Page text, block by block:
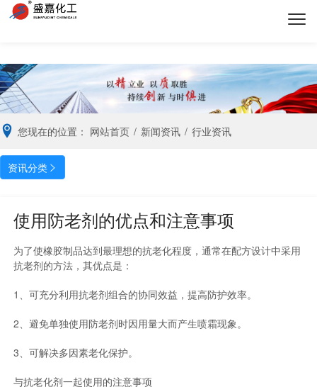
您现在的位置： 网站首页 / 新闻资讯 / 行业资讯
资讯分类 
使用防老剂的优点和注意事项
为了使橡胶制品达到最理想的抗老化程度，通常在配方设计中采用
抗老剂的方法，其优点是：
1、可充分利用抗老剂组合的协同效益，提高防护效率。
2、避免单独使用防老剂时因用量大而产生喷霜现象。
3、可解决多因素老化保护。
与抗老化剂一起使用的注意事项